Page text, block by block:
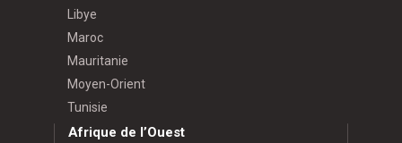
Libye
Maroc
Mauritanie
Moyen-Orient
Tunisie
Afrique de l’Ouest